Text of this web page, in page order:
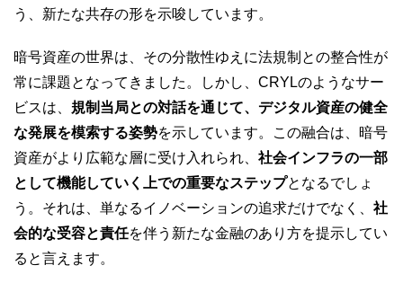
う、新たな共存の形を示唆しています。
暗号資産の世界は、その分散性ゆえに法規制との整合性が
常に課題となってきました。しかし、CRYLのようなサー
ビスは、 規制当局との対話を通じて、デジタル資産の健全
な発展を模索する姿勢を示しています。この融合は、暗号
資産がより広範な層に受け入れられ、 社会インフラの一部
として機能していく上での重要なステップとなるでしょ
う。それは、単なるイノベーションの追求だけでなく、 社
会的な受容と責任を伴う新たな金融のあり方を提示してい
ると言えます。